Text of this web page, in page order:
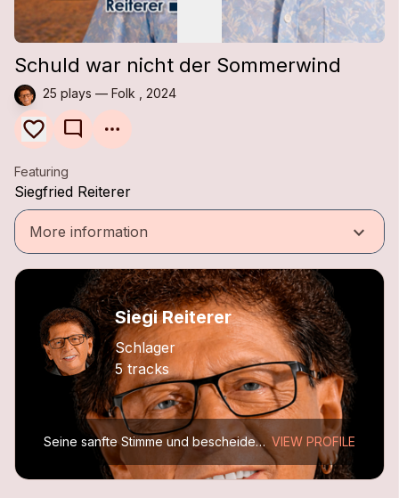
Schuld war nicht der Sommerwind
25 plays — Folk , 2024
mode_comment
Featuring
Siegfried Reiterer
More information keyboard_arrow_down
Siegi Reiterer
Schlager
5 tracks
Seine sanfte Stimme und bescheidenes Auftreten, das sind die auffälligsten Attribute des Sängers VIEW PROFILE